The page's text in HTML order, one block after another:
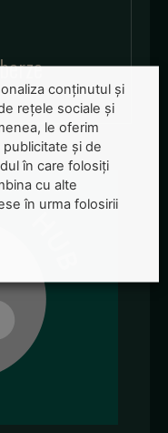
conținutul și
rețele sociale și
le oferim
și de
în care folosiți
cu alte
în urma folosirii